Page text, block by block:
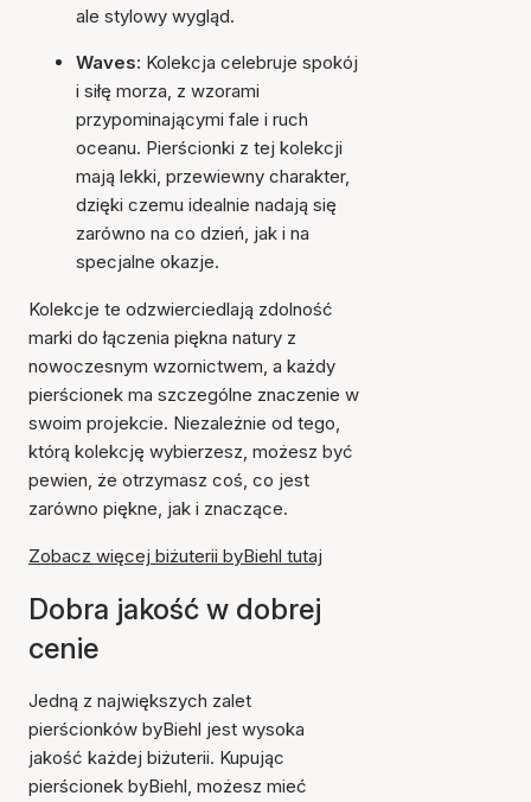
ale stylowy wygląd.
Waves: Kolekcja celebruje spokój
i siłę morza, z wzorami
przypominającymi fale i ruch
oceanu. Pierścionki z tej kolekcji
mają lekki, przewiewny charakter,
dzięki czemu idealnie nadają się
zarówno na co dzień, jak i na
specjalne okazje.
Kolekcje te odzwierciedlają zdolność
marki do łączenia piękna natury z
nowoczesnym wzornictwem, a każdy
pierścionek ma szczególne znaczenie w
swoim projekcie. Niezależnie od tego,
którą kolekcję wybierzesz, możesz być
pewien, że otrzymasz coś, co jest
zarówno piękne, jak i znaczące.
Zobacz więcej biżuterii byBiehl tutaj
Dobra jakość w dobrej
cenie
Jedną z największych zalet
pierścionków byBiehl jest wysoka
jakość każdej biżuterii. Kupując
pierścionek byBiehl, możesz mieć